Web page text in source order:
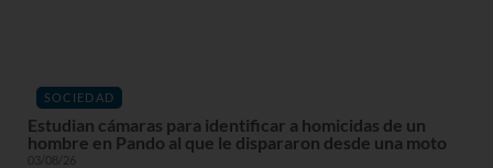
SOCIEDAD
Estudian cámaras para identificar a homicidas de un
hombre en Pando al que le dispararon desde una moto
03/08/26